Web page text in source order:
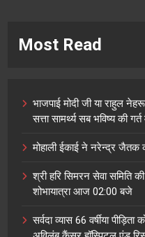
Most Read
भाजपाई मोदी जी या राहुल
सत्ता सामर्थ्य सब भविष्य की गर्त
मोहाली ईकाई ने नरेन्द्र जैतक
श्री हरि सिमरन सेवा समिति
शोभायात्रा आज 02:00 बजे
सर्वदा व्यास 66 वर्षीया